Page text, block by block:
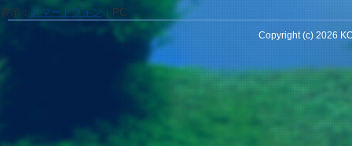
表示： スマートフォン PC
Copyright (c) 2026